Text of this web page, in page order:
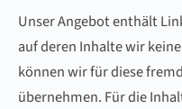
Unser Angebot enthält
auf deren Inhalte wir
können wir für diese
übernehmen. Für die